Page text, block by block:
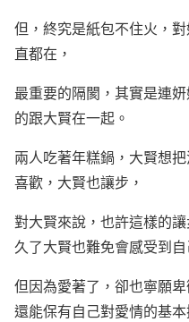
但，終究是紙包不住火，
直都在，
最重要的隔閡，其實是連
的跟大賢在一起。
兩人吃著年糕鍋，大賢想
喜歡，大賢也讓步，
對大賢來說，也許這樣的
久了大賢也難免會感受到
但因為愛著了，卻也寧願
還能保有自己對愛情的基本